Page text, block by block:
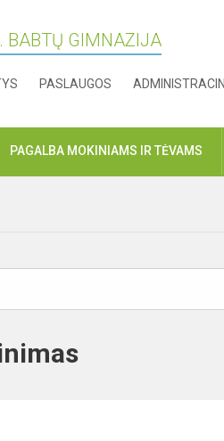
BABTŲ GIMNAZIJA
PASLAUGOS
PAGALBA MOKINIAMS IR TĖVAMS